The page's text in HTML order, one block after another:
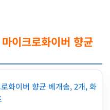
이크로화이버 향균